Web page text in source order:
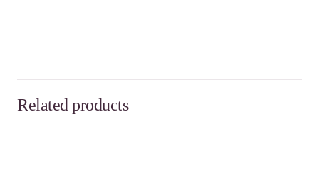
Related products